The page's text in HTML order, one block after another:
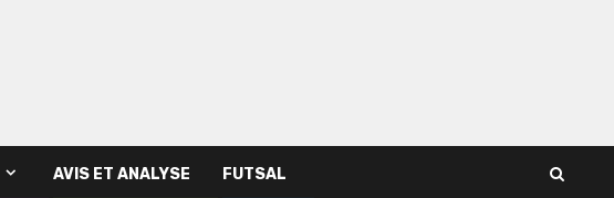
AVIS ET ANALYSE FUTSAL